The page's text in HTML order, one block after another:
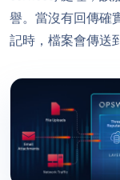
譽。當沒有回傳確
記時，檔案會傳送